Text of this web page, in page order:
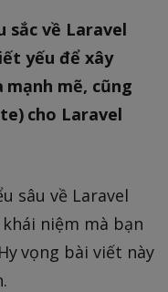
sắc về Laravel
yếu để xây
mẽ, cũng
cho Laravel
sâu về Laravel
niệm mà bạn
vọng bài viết này